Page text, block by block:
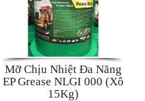
Mỡ Chịu Nhiệt Đa Năng
EP Grease NLGI 000 (Xô
15Kg)